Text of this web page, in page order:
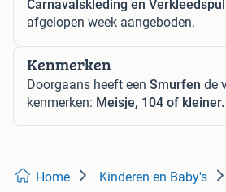
Carnavalskleding en
afgelopen week aangeboden.
Kenmerken
Doorgaans heeft een Smurfen de
kenmerken: Meisje, 104 of kleiner.
Home Kinderen en Baby's